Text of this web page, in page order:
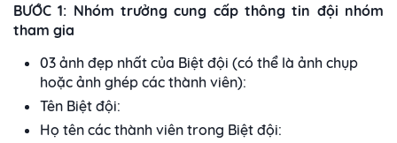
BƯỚC 1: Nhóm trưởng cung cấp thông tin đội nhóm
tham gia
03 ảnh đẹp nhất của Biệt đội (có thể là ảnh chụp
hoặc ảnh ghép các thành viên):
Tên Biệt đội:
Họ tên các thành viên trong Biệt đội: